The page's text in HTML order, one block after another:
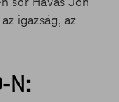
igazság, az
N: